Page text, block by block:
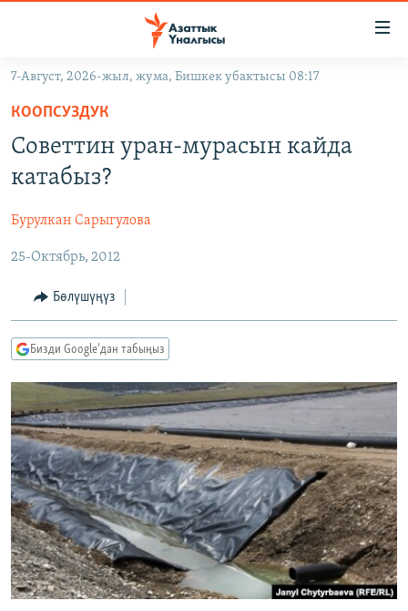
Навигацияга
өтүңүз
Издөөгө
салыңызКЫРГЫЗСТАН
ЭКОНОМИКА
МАДАНИЯТ
ДҮЙНӨ
БОРБОР АЗИЯ
АТАЙЫН ИЛИКТӨӨ
ТВ ПРОГРАММАЛАР
БҮГҮН АЗАТТЫКТА
БИЗ ЖАНА ДҮЙНӨ
ДАНИСТЕ
ЭЖЕ-СИҢДИЛЕР
АЗАТТЫК+
ЫҢГАЙСЫЗ СУРООЛОР
ПОДКАСТ
ӨЗГӨЧӨ ПИКИР
ОНЛАЙН ШЕРИНЕ
ЭЕ/АРнун бардык сайттары
7-Август, 2026-жыл, жума, Бишкек убактысы 08:17
КООПСУЗДУК
Советтин уран-мурасын кайда
катабыз?
Бурулкан Сарыгулова
25-Октябрь, 2012
Бөлүшүңүз
Бизди Google'дан табыңыз